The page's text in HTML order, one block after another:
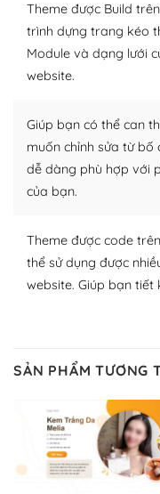
Plugin mở rộng là
WordPress để tăng
nhiều plugin trả phí
plugin của
thích chọn lựa plugin
lập website của mình.
WordPress đa dạng
– Dễ sử dụng
Với mọi Hosting bất
Và bạn có toàn
trang web WordPress
Dễ dàng lựa chọn
– Bảo mật cực tốt
Vì WordPress hiện
Theme được Build
trình dựng trang kéo
Module và dạng lưới
website.
Giúp bạn có thể can
muốn chỉnh sửa từ bố
dễ dàng phù hợp với
của bạn.
Theme được code
thể sử dụng được
website. Giúp bạn
SẢN PHẨM TƯƠNG